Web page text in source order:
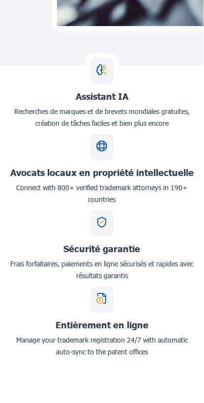
Assistant IA
Recherches de marques et de brevets mondiales gratuites,
création de tâches faciles et bien plus encore
Avocats locaux en propriété intellectuelle
Connect with 800+ verified trademark attorneys in 190+
countries
Sécurité garantie
Frais forfaitaires, paiements en ligne sécurisés et rapides avec
résultats garantis
Entièrement en ligne
Manage your trademark registration 24/7 with automatic
auto-sync to the patent offices